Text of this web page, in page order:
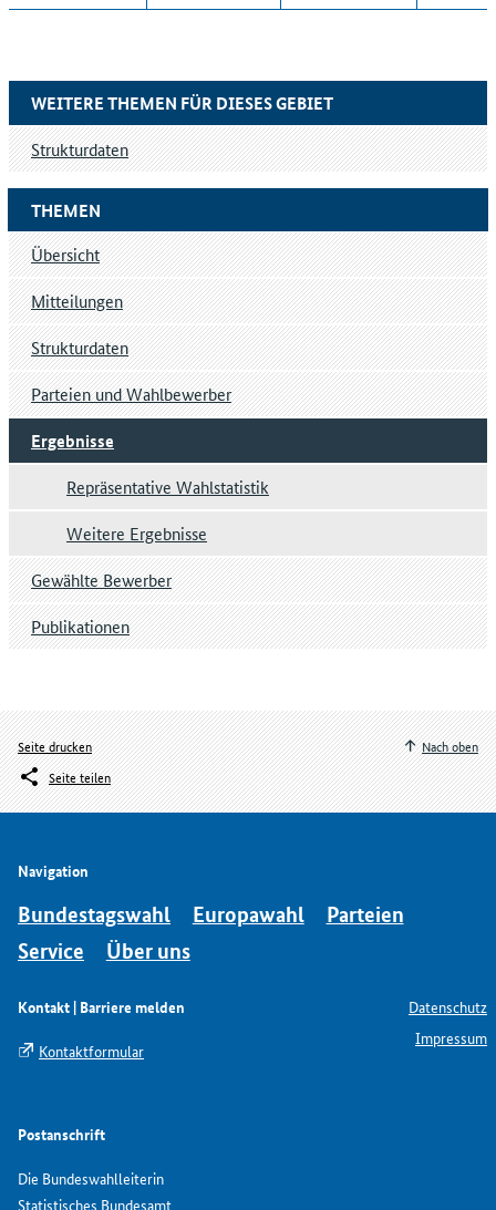
THEMEN
Übersicht
Mitteilungen
Strukturdaten
Parteien und Wahlbewerber
Ergebnisse
Repräsentative Wahlstatistik
Weitere Ergebnisse
Gewählte Bewerber
Publikationen
WEITERE THEMEN FÜR DIESES GEBIET
Strukturdaten
Seite drucken
Seite teilen
Nach oben
Navigation
Bundestagswahl Europawahl
Parteien
Service
Über uns
Kontakt | Barriere melden
Kontaktformular
Postanschrift
Die Bundeswahlleiterin
Statistisches Bundesamt
Datenschutz
Impressum